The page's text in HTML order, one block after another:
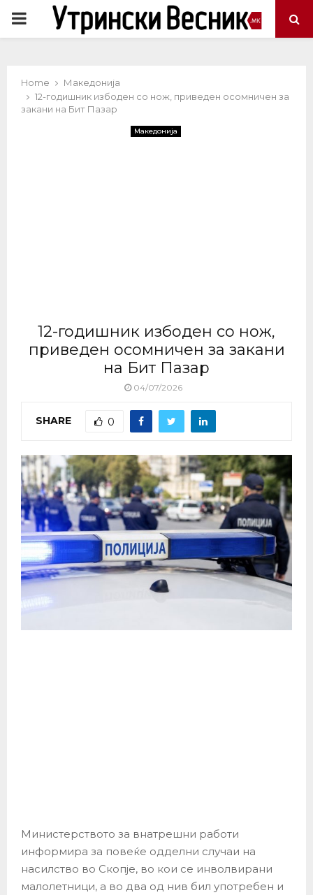
PRIMARY
Home
Македонија
12-годишник избоден со нож, приведен осомничен за
закани на Бит Пазар
Македонија
12-годишник избоден со нож,
приведен осомничен за закани
на Бит Пазар
04/07/2026
SHARE 0
Министерството за внатрешни работи
информира за повеќе одделни случаи на
насилство во Скопје, во кои се инволвирани
малолетници, а во два од нив бил употребен и